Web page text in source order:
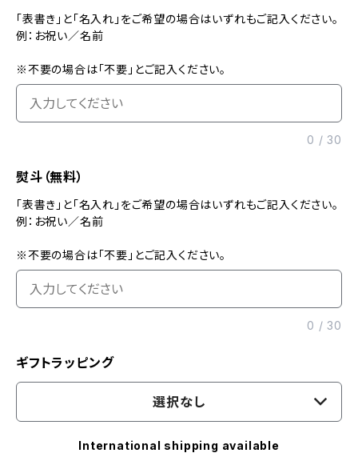
「表書き」と「名入れ」をご希望の場合はいずれもご記入ください。
例：お祝い／名前
※不要の場合は「不要」とご記入ください。
0 /30
熨斗（無料）
「表書き」と「名入れ」をご希望の場合はいずれもご記入ください。
例：お祝い／名前
※不要の場合は「不要」とご記入ください。
0 /30
ギフトラッピング
選択なし
International shipping available